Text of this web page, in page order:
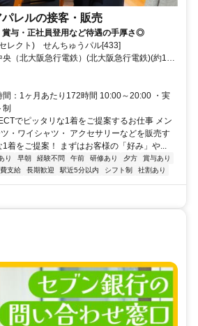
レルの接客・販売
与・正社員登用など待遇の手厚さ◎
レクト) せんちゅうパル[433]
（北大阪急行電鉄）(北大阪急行電鉄)(約1分)
ル）(大阪モノレール)(約4分) 箕面船場阪大前
御堂筋線)東口(約20分)
間：1ヶ月あたり172時間 10:00～20:00 ・実
でピッタリな1着をご提案するお仕事 メン
・ワイシャツ・ アクセサリーなどを販売す
着をご提案！ まずはお客様の「好み」や...
り 早朝 経験不問 午前 研修あり 夕方
賞与あり
支給 長期歓迎 駅近5分以内 シフト制 社割あり